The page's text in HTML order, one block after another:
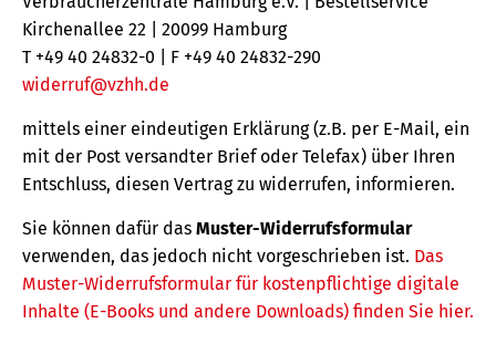
Kirchenallee 22 | 20099 Hamburg
T +49 40 24832-0 | F +49 40 24832-290
widerruf@vzhh.de
mittels einer eindeutigen Erklärung (z.B. per E-Mail, ein
mit der Post versandter Brief oder Telefax) über Ihren
Entschluss, diesen Vertrag zu widerrufen, informieren.
Sie können dafür das Muster-Widerrufsformular
verwenden, das jedoch nicht vorgeschrieben ist. Das
Muster-Widerrufsformular für kostenpflichtige digitale
Inhalte (E-Books und andere Downloads) finden Sie hier.